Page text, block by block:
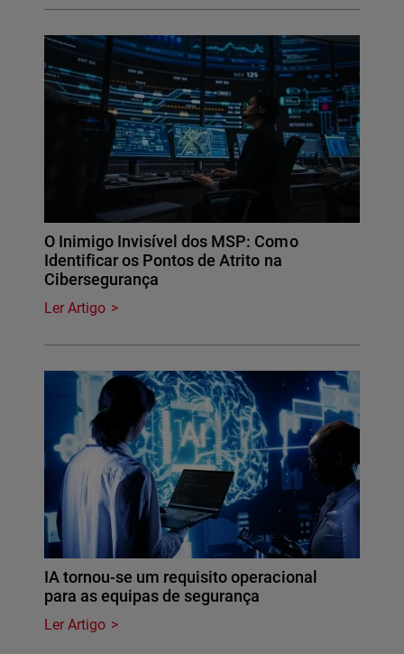
O Inimigo Invisível dos MSP: Como
Identificar os Pontos de Atrito na
Cibersegurança
Ler Artigo
IA tornou-se um requisito operacional
para as equipas de segurança
Ler Artigo